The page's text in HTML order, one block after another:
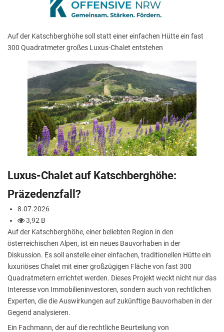
Auf der Katschberghöhe soll statt einer einfachen Hütte ein fast
300 Quadratmeter großes Luxus-Chalet entstehen
Luxus-Chalet auf Katschberghöhe:
Präzedenzfall?
8.07.2026
3,92 B
Auf der Katschberghöhe, einer beliebten Region in den
österreichischen Alpen, ist ein neues Bauvorhaben in der
Diskussion. Es soll anstelle einer einfachen, traditionellen Hütte ein
luxuriöses Chalet mit einer großzügigen Fläche von fast 300
Quadratmetern errichtet werden. Dieses Projekt weckt nicht nur das
Interesse von Immobilieninvestoren, sondern auch von rechtlichen
Experten, die die Auswirkungen auf zukünftige Bauvorhaben in der
Gegend analysieren.
Ein Fachmann, der auf die rechtliche Beurteilung von